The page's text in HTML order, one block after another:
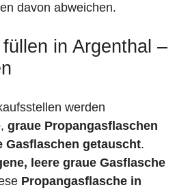
davon abweichen.
in Argenthal –
werden
, graue Propangasflaschen
Gasflaschen getauscht.
leere graue Gasflasche
Propangasflasche in